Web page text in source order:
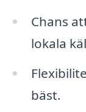
Chans
lokala
bäst.